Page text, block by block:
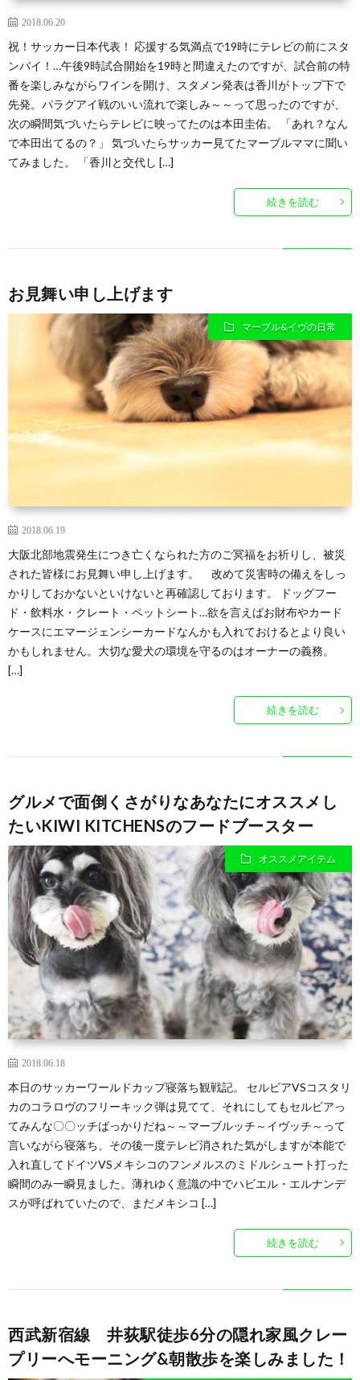
2018.06.20
祝！サッカー日本代表！ 応援する気満点で19時にテレビの前にスタ
ンバイ！…午後9時試合開始を19時と間違えたのですが、試合前の特
番を楽しみながらワインを開け、スタメン発表は香川がトップ下で
先発。パラグアイ戦のいい流れで楽しみ～～って思ったのですが、
次の瞬間気づいたらテレビに映ってたのは本田圭佑。 「あれ？なん
で本田出てるの？」 気づいたらサッカー見てたマーブルママに聞い
てみました。 「香川と交代し […]
続きを読む
お見舞い申し上げます
マーブル&イヴの日常
2018.06.19
大阪北部地震発生につき亡くなられた方のご冥福をお祈りし、被災
された皆様にお見舞い申し上げます。 改めて災害時の備えをしっ
かりしておかないといけないと再確認しております。 ドッグフー
ド・飲料水・クレート・ペットシート…欲を言えばお財布やカード
ケースにエマージェンシーカードなんかも入れておけるとより良い
かもしれません。大切な愛犬の環境を守るのはオーナーの義務。
[…]
続きを読む
グルメで面倒くさがりなあなたにオススメし
たいKIWI KITCHENSのフードブースター
オススメアイテム
2018.06.18
本日のサッカーワールドカップ寝落ち観戦記。 セルビアVSコスタリ
カのコラロヴのフリーキック弾は見てて、それにしてもセルビアっ
てみんな〇〇ッチばっかりだね～～マーブルッチ～イヴッチ～って
言いながら寝落ち、その後一度テレビ消された気がしますが本能で
入れ直してドイツVSメキシコのフンメルスのミドルシュート打った
瞬間のみ一瞬見ました。薄れゆく意識の中でハビエル・エルナンデ
スが呼ばれていたので、まだメキシコ […]
続きを読む
西武新宿線 井荻駅徒歩6分の隠れ家風クレー
プリーへモーニング&朝散歩を楽しみました！